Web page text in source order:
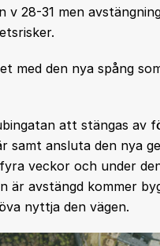
28-31 men
med den nya spång
att stängas av
samt ansluta den nya
veckor och under
är avstängd kommer
nyttja den vägen.